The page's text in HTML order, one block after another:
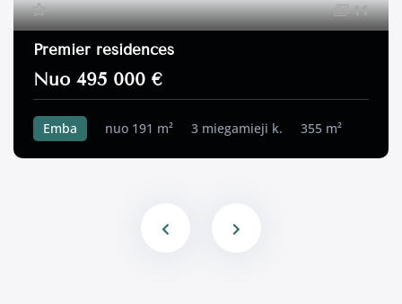
11
Premier residences
Nuo 495 000 €
Emba nuo 191 m² 3 miegamieji k. 355 m²